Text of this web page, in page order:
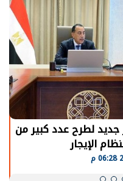
لطرح عدد كبير من
الإيجار